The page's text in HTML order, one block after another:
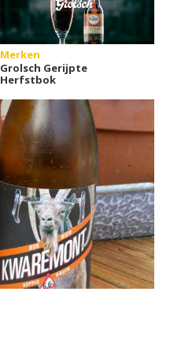
Merken
Grolsch Gerijpte
Herfstbok